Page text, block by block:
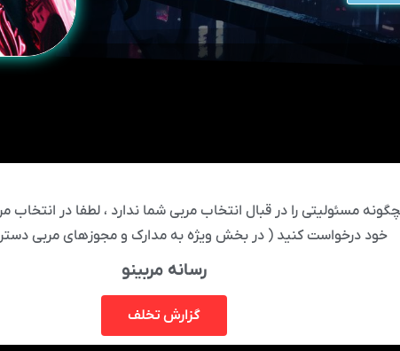
مسئولیتی را در قبال انتخاب مربی شما ندارد ، لطفا در انتخاب
خود درخواست کنید ( در بخش ویژه به مدارک و مجوزهای مربی
رسانه مربینو
گزارش تخلف